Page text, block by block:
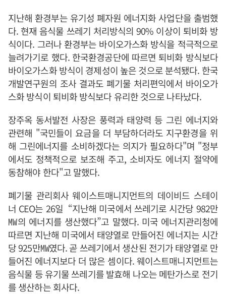
지난해 환경부는 유기성 폐자원 에너지화 사업단을 출범했
다. 현재 음식물 쓰레기 처리방식의 90% 이상이 퇴비화 방
식이다. 그러나 환경부는 바이오가스화 방식을 적극적으로
늘려가기로 했다. 한국환경공단에 따르면 퇴비화 방식보다
바이오가스화 방식이 경제성이 높은 것으로 분석됐다. 한국
개발연구원의 조사 결과도 폐기물 처리편익에서 바이오가
스화 방식이 퇴비화 방식보다 유리한 것으로 나타났다.
장주옥 동서발전 사장은 풍력과 태양력 등 그린 에너지와
관련해 "국민들이 요금을 더 부담하더라도 지구환경을 위
해 그린에너지를 소비하겠다는 의지가 필요하다"며 "정부
에서도 정책적으로 보조해 주고, 소비자도 에너지 절약에
동참해야 한다"고 말했다.
폐기물 관리회사 웨이스트매니지먼트의 데이비드 스테이
너 CEO는 26일 “지난해 미국에서 쓰레기로 시간당 982만
㎿의 에너지를 생산했다”고 말했다. 미국 에너지관리청에
따르면 지난해 미국에서 태양열로 만들어진 에너지는 시간
당 925만㎿였다. 곧 쓰레기에서 생산된 전기가 태양열로 만
들어진 에너지보다 더 많은 셈이다. 웨이스트매니지먼트는
음식물 등 유기물 쓰레기를 발효해 나오는 메탄가스로 전기
를 생산하는 회사다.